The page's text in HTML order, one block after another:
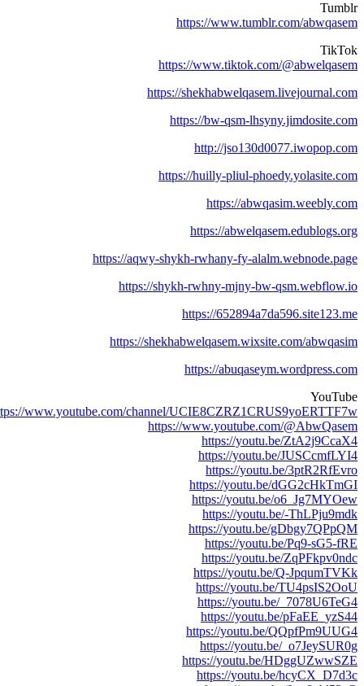
https://www.tumblr.com/
https://www.tiktok.com/
https://
https://bw-qsm-
http://
https://huilly-pliul-
https://
https://
https://aqwy-shykh-rwhany-fy-
https://shykh-rwhny-mjny-bw-
https://
https://shekhabwelqasem.wixsite.com/
https://
https://www.youtube.com/channel/
https://www.youtube.com/
https://youtu.be/
https://youtu.be/
https://youtu.be/
https://youtu.be/
https://youtu.be/
https://youtu.be/-
https://youtu.be/
https://youtu.be/Pq9-sG5-
https://youtu.be/
https://youtu.be/Q-
https://youtu.be/
https://youtu.be/
https://youtu.be/
https://youtu.be/
https://youtu.be/
https://youtu.be/
https://youtu.be/